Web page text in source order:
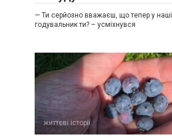
— Ти серйозно вважаєш, що тепер у
годувальник ти? – усміхнувся
життєві історії